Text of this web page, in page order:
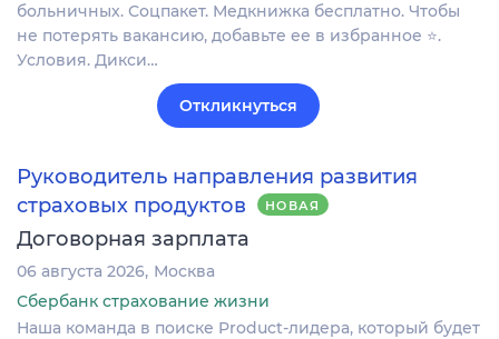
больничных. Соцпакет. Медкнижка бесплатно. Чтобы
не потерять вакансию, добавьте ее в избранное ⭐.
Условия. Дикси…
Откликнуться
Руководитель направления развития
страховых продуктов
НОВАЯ
Договорная зарплата
06 августа 2026 Москва
Сбербанк страхование жизни
Наша команда в поиске Product-лидера, который будет